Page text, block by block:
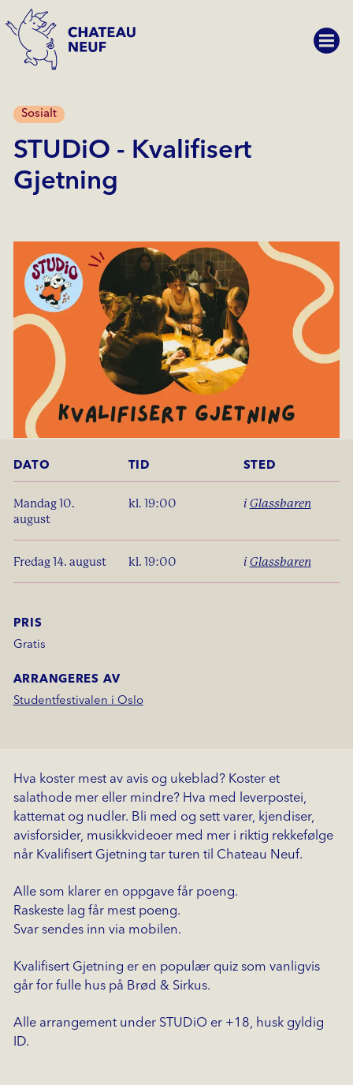
Sosialt
STUDiO - Kvalifisert
Gjetning
PRIS
Gratis
ARRANGERES AV
Studentfestivalen i Oslo
DATO TID STED
mandag 10.
august
kl. 19:00 i Glassbaren
fredag 14. august kl. 19:00 i Glassbaren
Hva koster mest av avis og ukeblad? Koster et
salathode mer eller mindre? Hva med leverpostei,
kattemat og nudler. Bli med og sett varer, kjendiser,
avisforsider, musikkvideoer med mer i riktig rekkefølge
når Kvalifisert Gjetning tar turen til Chateau Neuf.
Alle som klarer en oppgave får poeng.
Raskeste lag får mest poeng.
Svar sendes inn via mobilen.
Kvalifisert Gjetning er en populær quiz som vanligvis
går for fulle hus på Brød & Sirkus.
Alle arrangement under STUDiO er +18, husk gyldig
ID.